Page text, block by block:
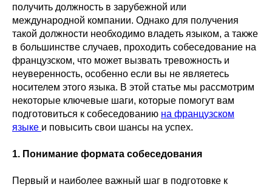
получить должность в зарубежной или
международной компании. Однако для получения
такой должности необходимо владеть языком, а также
в большинстве случаев, проходить собеседование на
французском, что может вызвать тревожность и
неуверенность, особенно если вы не являетесь
носителем этого языка. В этой статье мы рассмотрим
некоторые ключевые шаги, которые помогут вам
подготовиться к собеседованию на французском
языке и повысить свои шансы на успех.
1. Понимание формата собеседования
Первый и наиболее важный шаг в подготовке к